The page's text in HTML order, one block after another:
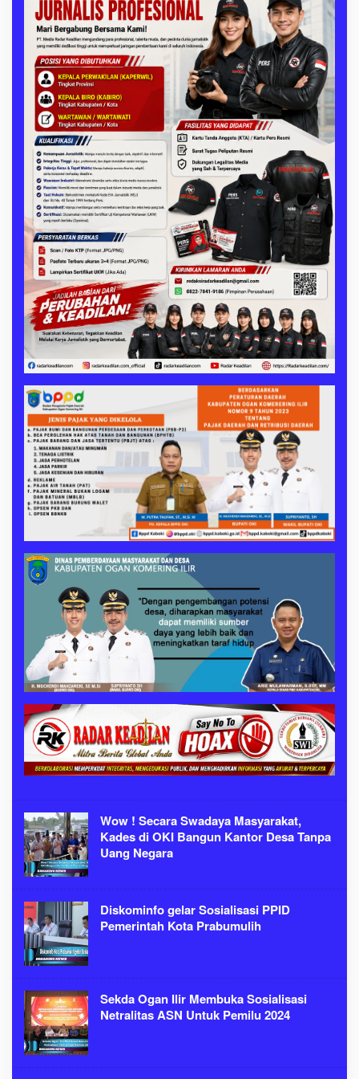
Wow ! Secara Swadaya Masyarakat,
Kades di OKI Bangun Kantor Desa Tanpa
Uang Negara
Diskominfo gelar Sosialisasi PPID
Pemerintah Kota Prabumulih
Sekda Ogan Ilir Membuka Sosialisasi
Netralitas ASN Untuk Pemilu 2024